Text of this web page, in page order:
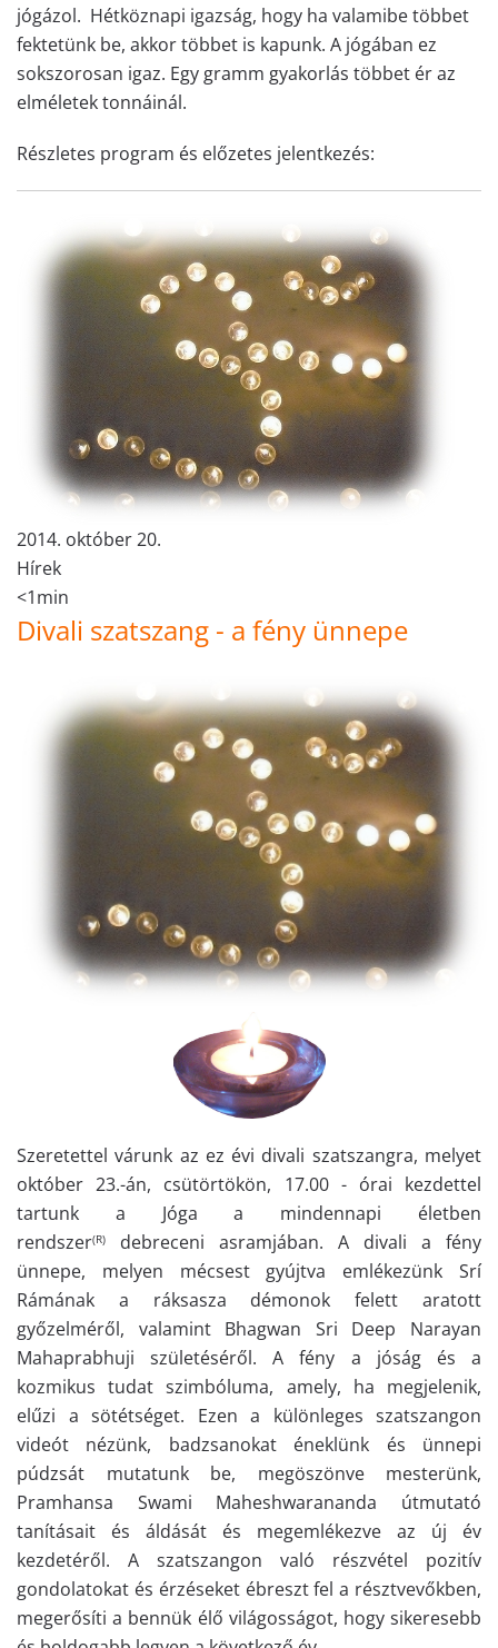
jógázol. Hétköznapi igazság, hogy ha valamibe többet
fektetünk be, akkor többet is kapunk. A jógában ez
sokszorosan igaz. Egy gramm gyakorlás többet ér az
elméletek tonnáinál.
Részletes program és előzetes jelentkezés:
2014. október 20.
Hírek
<1min
Divali szatszang - a fény ünnepe
Szeretettel várunk az ez évi divali szatszangra, melyet
október 23.-án, csütörtökön, 17.00 - órai kezdettel
tartunk a Jóga a mindennapi életben
rendszer(R)
debreceni asramjában. A divali a fény
ünnepe, melyen mécsest gyújtva emlékezünk Srí
Rámának a ráksasza démonok felett aratott
győzelméről, valamint Bhagwan Sri Deep Narayan
Mahaprabhuji születéséről. A fény a jóság és a
kozmikus tudat szimbóluma, amely, ha megjelenik,
elűzi a sötétséget. Ezen a különleges szatszangon
videót nézünk, badzsanokat éneklünk és ünnepi
púdzsát mutatunk be, megöszönve mesterünk,
Pramhansa Swami Maheshwarananda útmutató
tanításait és áldását és megemlékezve az új év
kezdetéről. A szatszangon való részvétel pozitív
gondolatokat és érzéseket ébreszt fel a résztvevőkben,
megerősíti a bennük élő világosságot, hogy sikeresebb